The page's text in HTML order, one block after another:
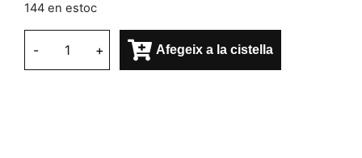
144 en estoc
- + Afegeix a la cistella